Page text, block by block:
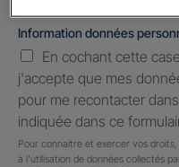
Information données
En cochant cette
j'accepte que mes
pour me recontacter
indiquée dans ce
Pour connaitre et exercer vos
à l'utilisation de données collectés